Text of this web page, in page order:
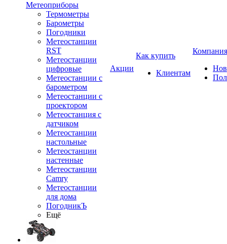
Метеоприборы
Термометры
Барометры
Погодники
Метеостанции
RST
Метеостанции
цифровые
Метеостанции с
барометром
Метеостанции с
проектором
Метеостанция с
датчиком
Метеостанции
настольные
Метеостанции
настенные
Метеостанции
Camry
Метеостанции
для дома
ПогодникЪ
Ещё
Акции
Как купить
Клиентам
Компания